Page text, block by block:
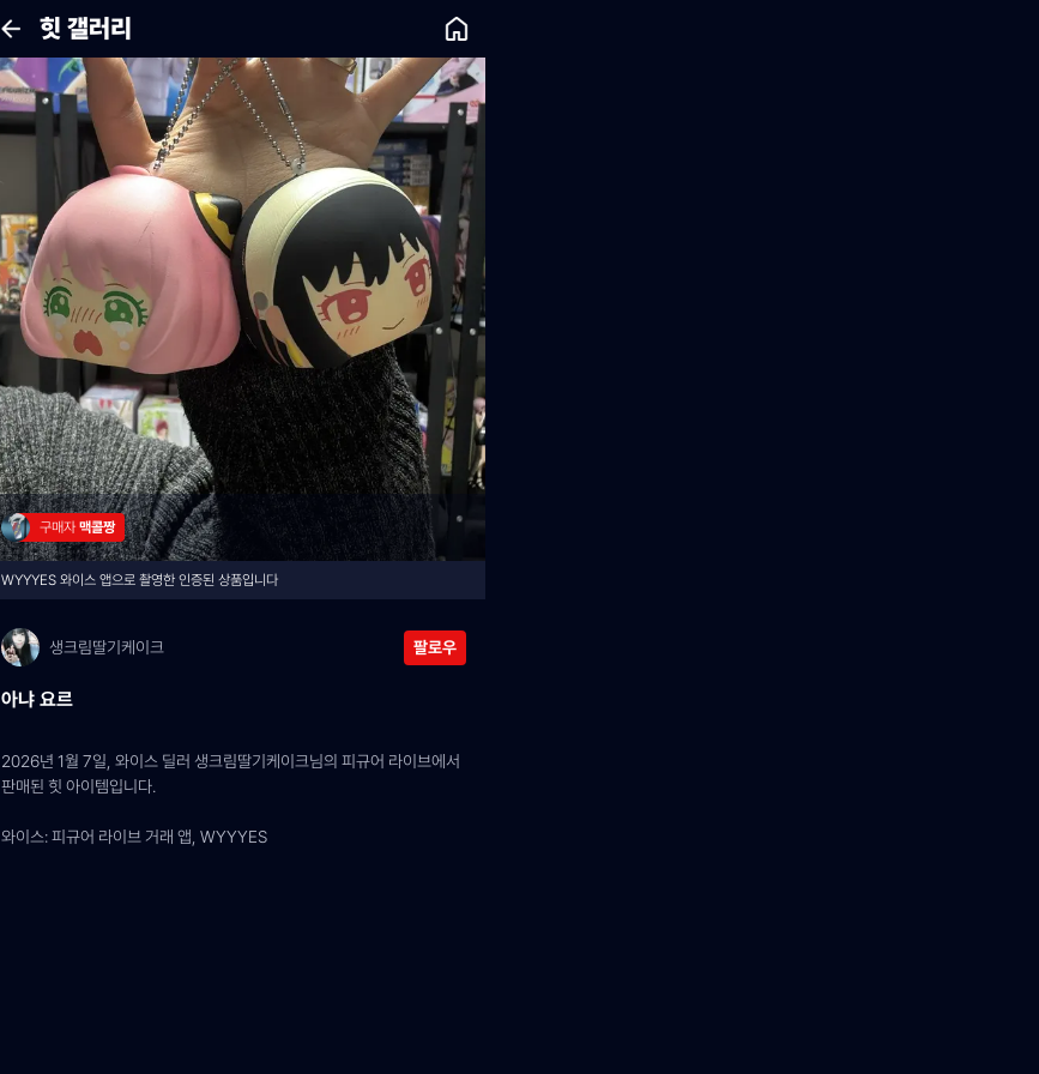
힛 갤러리
구매자 맥콜짱
WYYYES 와이스 앱으로 촬영한 인증된 상품입니다
생크림딸기케이크 팔로우
아냐 요르
2026년 1월 7일, 와이스 딜러 생크림딸기케이크님의 피규어 라이브에서
판매된 힛 아이템입니다.
와이스: 피규어 라이브 거래 앱, WYYYES